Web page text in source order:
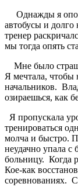
Однажды я
автобусы и долго
тренер
мы тогда опять
Мне было
Я мечтала, чтобы
начальников.
озираешься, как
Я пропускала
тренироваться
молча и быстро.
неудачно упала с
больницу. Когда
Кое-как
соревнованиях.